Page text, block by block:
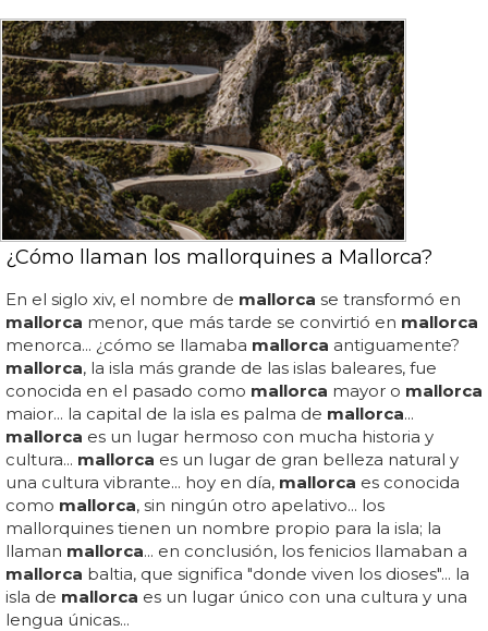
¿Cómo llaman los mallorquines a Mallorca?
En el siglo xiv, el nombre de mallorca se transformó en
mallorca menor, que más tarde se convirtió en mallorca
menorca... ¿cómo se llamaba mallorca antiguamente?
mallorca, la isla más grande de las islas baleares, fue
conocida en el pasado como mallorca mayor o mallorca
maior... la capital de la isla es palma de mallorca...
mallorca es un lugar hermoso con mucha historia y
cultura... mallorca es un lugar de gran belleza natural y
una cultura vibrante... hoy en día, mallorca es conocida
como mallorca, sin ningún otro apelativo... los
mallorquines tienen un nombre propio para la isla; la
llaman mallorca... en conclusión, los fenicios llamaban a
mallorca baltia, que significa "donde viven los dioses"... la
isla de mallorca es un lugar único con una cultura y una
lengua únicas...